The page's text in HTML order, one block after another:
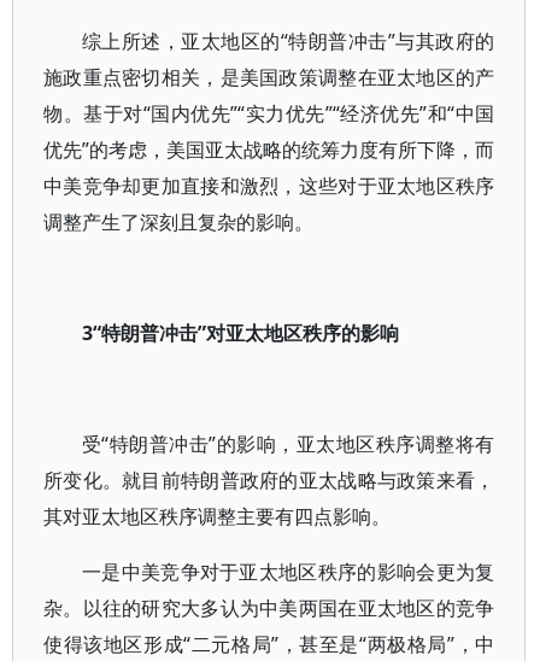
综上所述，亚太地区的“特朗普冲击”与其政府的
施政重点密切相关，是美国政策调整在亚太地区的产
物。基于对“国内优先”“实力优先”“经济优先”和“中国
优先”的考虑，美国亚太战略的统筹力度有所下降，而
中美竞争却更加直接和激烈，这些对于亚太地区秩序
调整产生了深刻且复杂的影响。
3“特朗普冲击”对亚太地区秩序的影响
受“特朗普冲击”的影响，亚太地区秩序调整将有
所变化。就目前特朗普政府的亚太战略与政策来看，
其对亚太地区秩序调整主要有四点影响。
一是中美竞争对于亚太地区秩序的影响会更为复
杂。以往的研究大多认为中美两国在亚太地区的竞争
使得该地区形成“二元格局”，甚至是“两极格局”，中